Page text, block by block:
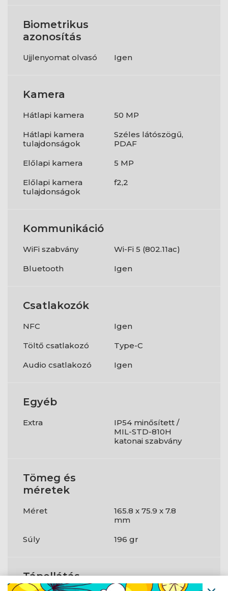
Biometrikus
azonosítás
Ujjlenyomat olvasó Igen
Kamera
Hátlapi kamera
50 MP
Hátlapi kamera
tulajdonságok
Széles látószögű,
PDAF
Előlapi kamera
5 MP
Előlapi kamera
tulajdonságok
f2,2
Kommunikáció
WiFi szabvány
Wi-Fi 5 (802.11ac)
Bluetooth
Igen
Csatlakozók
NFC
Igen
Töltő csatlakozó
Type-C
Audio csatlakozó
Igen
Egyéb
Extra
IP54 minősített /
MIL-STD-810H
katonai szabvány
Tömeg és
méretek
Méret
165.8 x 75.9 x 7.8
mm
Súly
196 gr
Tápellátás